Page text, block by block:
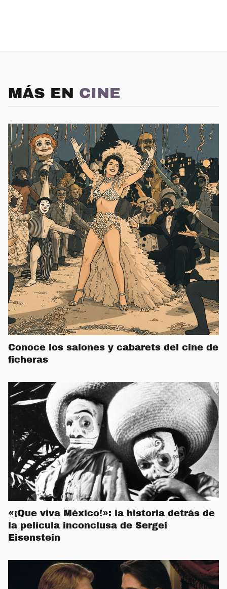
MÁS EN CINE
Conoce los salones y cabarets del cine de
ficheras
«¡Que viva México!»: la historia detrás de
la película inconclusa de Sergei
Eisenstein